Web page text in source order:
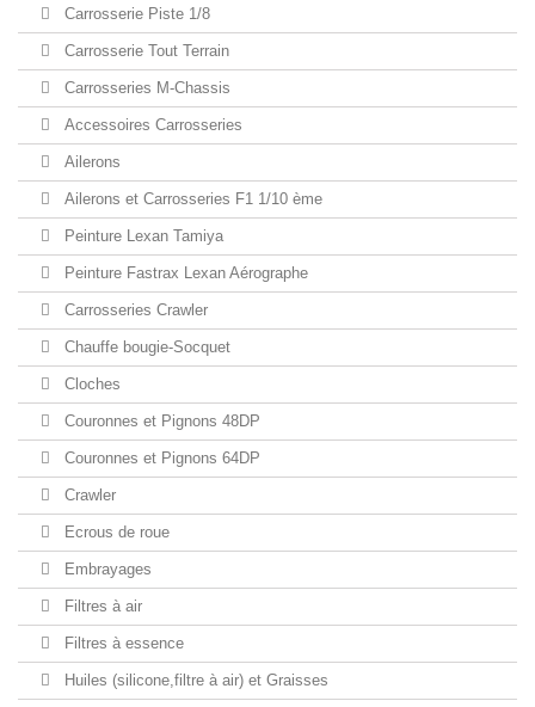
Carrosserie Piste 1/8
Carrosserie Tout Terrain
Carrosseries M-Chassis
Accessoires Carrosseries
Ailerons
Ailerons et Carrosseries F1 1/10 ème
Peinture Lexan Tamiya
Peinture Fastrax Lexan Aérographe
Carrosseries Crawler
Chauffe bougie-Socquet
Cloches
Couronnes et Pignons 48DP
Couronnes et Pignons 64DP
Crawler
Ecrous de roue
Embrayages
Filtres à air
Filtres à essence
Huiles (silicone,filtre à air) et Graisses